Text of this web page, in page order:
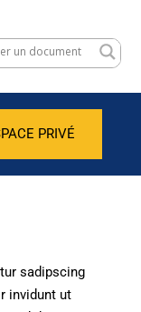
PRIVÉ
sadipscing
invidunt ut